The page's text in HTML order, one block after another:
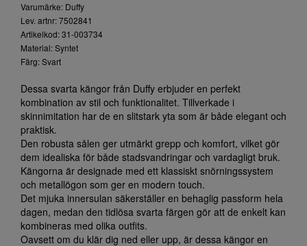
Varumärke: Duffy
Lev. artnr: 7502841
Artikelkod: 31-003734
Material: Syntet
Färg: Svart
Dessa svarta kängor från Duffy erbjuder en perfekt
kombination av stil och funktionalitet. Tillverkade i
skinnimitation har de en slitstark yta som är både elegant och
praktisk.
Den robusta sålen ger utmärkt grepp och komfort, vilket gör
dem idealiska för både stadsvandringar och vardagligt bruk.
Kängorna är designade med ett klassiskt snörningssystem
och metallögon som ger en modern touch.
Det mjuka innersulan säkerställer en behaglig passform hela
dagen, medan den tidlösa svarta färgen gör att de enkelt kan
kombineras med olika outfits.
Oavsett om du klär dig ned eller upp, är dessa kängor en